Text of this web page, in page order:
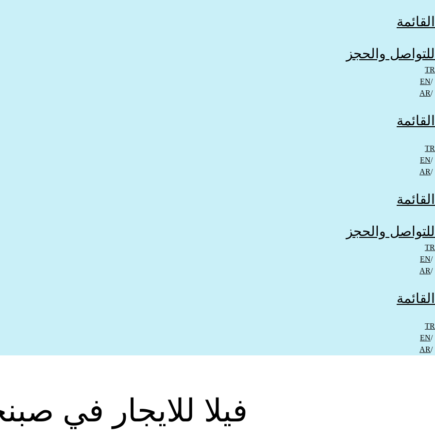
القائمة
للتواصل والحجز​
TR
EN
AR
القائمة
TR
EN
AR
القائمة
للتواصل والحجز​
TR
EN
AR
القائمة
TR
EN
AR
فيلا للايجار في